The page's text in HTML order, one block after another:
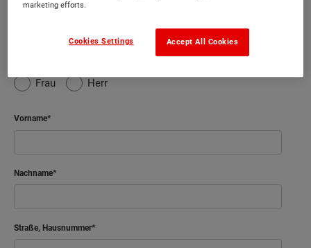
Frau Herr
Vorname
Nachname
Straße, Hausnummer
marketing efforts.
Accept All Cookies
Cookies Settings